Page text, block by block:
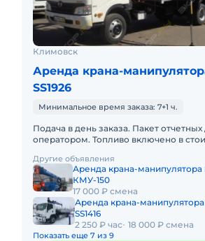
Климовск
Аренда крана-
SS1926
Минимальное время заказа: 7+1 ч.
Подача в день заказа. Пакет
оператором. Топливо включено в
с малой наработк
Другие объявления
Аренда крана-манипулятора
КМУ-150
17 000 ₽ смена
Аренда крана-
SS1416
2 250 ₽ час 18 000 ₽ смена
Показать еще 7 из 9